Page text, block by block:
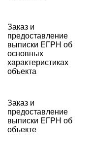
Заказ и
предоставление
выписки ЕГРН об
основных
характеристиках
объекта
Заказ и
предоставление
выписки ЕГРН об
объекте